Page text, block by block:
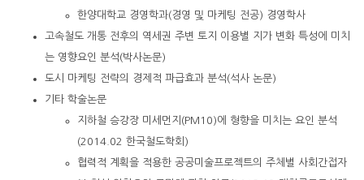
한양대학교 경영학과(경영 및 마케팅 전공) 경영학사
고속철도 개통 전후의 역세권 주변 토지 이용별 지가 변화 특성에 미치
는 영향요인 분석(박사논문)
도시 마케팅 전략의 경제적 파급효과 분석(석사 논문)
기타 학술논문
지하철 승강장 미세먼지(PM10)에 형향을 미치는 요인 분석
(2014.02 한국철도학회)
협력적 계획을 적용한 공공미술프로젝트의 주체별 사회간접자